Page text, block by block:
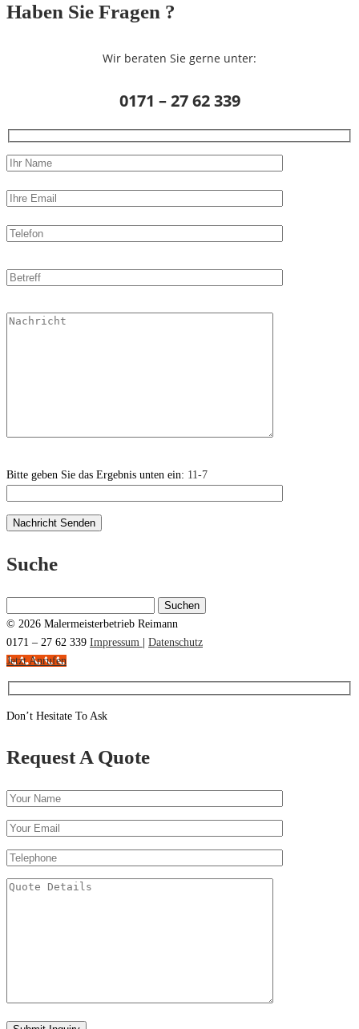
Haben Sie Fragen ?
Wir beraten Sie gerne unter:
0171 – 27 62 339
Bitte geben Sie das Ergebnis unten ein: 11-7
Suche
nach:
© 2026 Malermeisterbetrieb Reimann
0171 – 27 62 339 Impressum
Datenschutz
Jetzt Anrufen
Don’t Hesitate To Ask
Request A Quote